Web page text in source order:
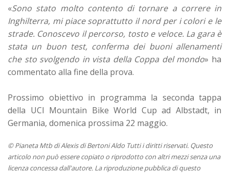
«Sono stato molto contento di tornare a correre in
Inghilterra, mi piace soprattutto il nord per i colori e le
strade. Conoscevo il percorso, tosto e veloce. La gara è
stata un buon test, conferma dei buoni allenamenti
che sto svolgendo in vista della Coppa del mondo» ha
commentato alla fine della prova.
Prossimo obiettivo in programma la seconda tappa
della UCI Mountain Bike World Cup ad Albstadt, in
Germania, domenica prossima 22 maggio.
© Pianeta Mtb di Alexis di Bertoni Aldo Tutti i diritti riservati. Questo
articolo non può essere copiato o riprodotto con altri mezzi senza una
licenza concessa dall'autore. La riproduzione pubblica di questo